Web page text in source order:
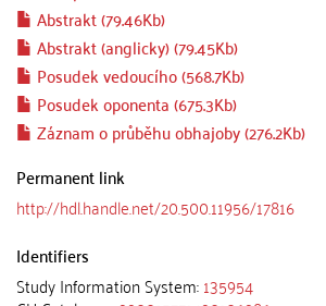
Abstrakt (79.46Kb)
Abstrakt (anglicky) (79.45Kb)
Posudek vedoucího (568.7Kb)
Posudek oponenta (675.3Kb)
Záznam o průběhu obhajoby (276.2Kb)
Permanent link
http://hdl.handle.net/20.500.11956/17816
Identifiers
Study Information System:135954